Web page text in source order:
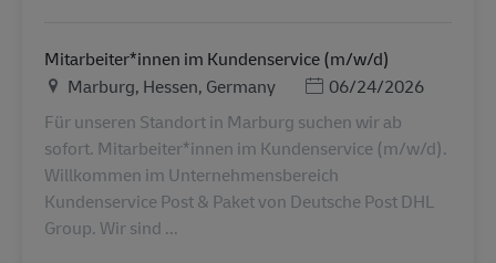
Mitarbeiter*innen im Kundenservice (m/w/d)
LieuMarburg, Hessen, Germany Posted Date
06/24/2026
Für unseren Standort in Marburg suchen wir ab
sofort. Mitarbeiter*innen im Kundenservice (m/w/d).
Willkommen im Unternehmensbereich
Kundenservice Post & Paket von Deutsche Post DHL
Group. Wir sind ...